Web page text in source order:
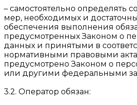
– самостоятельно определять
мер, необходимых и
обеспечения выполнения
предусмотренных Законом о
данных и принятыми в
нормативными правовыми
предусмотрено Законом о
или другими федеральными
3.2. Оператор обязан: